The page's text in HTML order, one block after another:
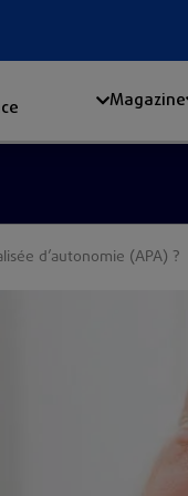
Magazine
d’autonomie (APA) ?